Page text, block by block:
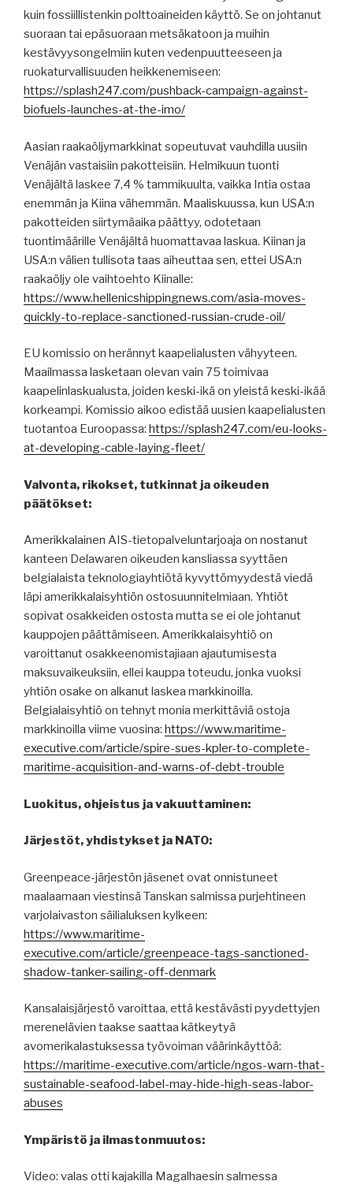
kuin fossiillistenkin polttoaineiden käyttö. Se on johtanut
suoraan tai epäsuoraan metsäkatoon ja muihin
kestävyysongelmiin kuten vedenpuutteeseen ja
ruokaturvallisuuden heikkenemiseen:
https://splash247.com/pushback-campaign-against-
biofuels-launches-at-the-imo/
Aasian raakaöljymarkkinat sopeutuvat vauhdilla uusiin
Venäjän vastaisiin pakotteisiin. Helmikuun tuonti
Venäjältä laskee 7,4 % tammikuulta, vaikka Intia ostaa
enemmän ja Kiina vähemmän. Maaliskuussa, kun USA:n
pakotteiden siirtymäaika päättyy, odotetaan
tuontimäärille Venäjältä huomattavaa laskua. Kiinan ja
USA:n välien tullisota taas aiheuttaa sen, ettei USA:n
raakaöljy ole vaihtoehto Kiinalle:
https://www.hellenicshippingnews.com/asia-moves-
quickly-to-replace-sanctioned-russian-crude-oil/
EU komissio on herännyt kaapelialusten vähyyteen.
Maailmassa lasketaan olevan vain 75 toimivaa
kaapelinlaskualusta, joiden keski-ikä on yleistä keski-ikää
korkeampi. Komissio aikoo edistää uusien kaapelialusten
tuotantoa Euroopassa: https://splash247.com/eu-looks-
at-developing-cable-laying-fleet/
Valvonta, rikokset, tutkinnat ja oikeuden
päätökset:
Amerikkalainen AIS-tietopalveluntarjoaja on nostanut
kanteen Delawaren oikeuden kansliassa syyttäen
belgialaista teknologiayhtiötä kyvyttömyydestä viedä
läpi amerikkalaisyhtiön ostosuunnitelmiaan. Yhtiöt
sopivat osakkeiden ostosta mutta se ei ole johtanut
kauppojen päättämiseen. Amerikkalaisyhtiö on
varoittanut osakkeenomistajiaan ajautumisesta
maksuvaikeuksiin, ellei kauppa toteudu, jonka vuoksi
yhtiön osake on alkanut laskea markkinoilla.
Belgialaisyhtiö on tehnyt monia merkittäviä ostoja
markkinoilla viime vuosina: https://www.maritime-
executive.com/article/spire-sues-kpler-to-complete-
maritime-acquisition-and-warns-of-debt-trouble
Luokitus, ohjeistus ja vakuuttaminen:
Järjestöt, yhdistykset ja NATO:
Greenpeace-järjestön jäsenet ovat onnistuneet
maalaamaan viestinsä Tanskan salmissa purjehtineen
varjolaivaston säilialuksen kylkeen:
https://www.maritime-
executive.com/article/greenpeace-tags-sanctioned-
shadow-tanker-sailing-off-denmark
Kansalaisjärjestö varoittaa, että kestävästi pyydettyjen
merenelävien taakse saattaa kätkeytyä
avomerikalastuksessa työvoiman väärinkäyttöä:
https://maritime-executive.com/article/ngos-warn-that-
sustainable-seafood-label-may-hide-high-seas-labor-
abuses
Ympäristö ja ilmastonmuutos:
Video: valas otti kajakilla Magalhaesin salmessa